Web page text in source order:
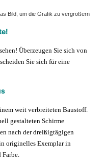
Bild, um die Grafik zu vergrößern
Überzeugen Sie sich von
Sie sich für eine
weit verbreiteten Baustoff.
gestalteten Schirme
nach der dreißigtägigen
originelles Exemplar in
Farbe.